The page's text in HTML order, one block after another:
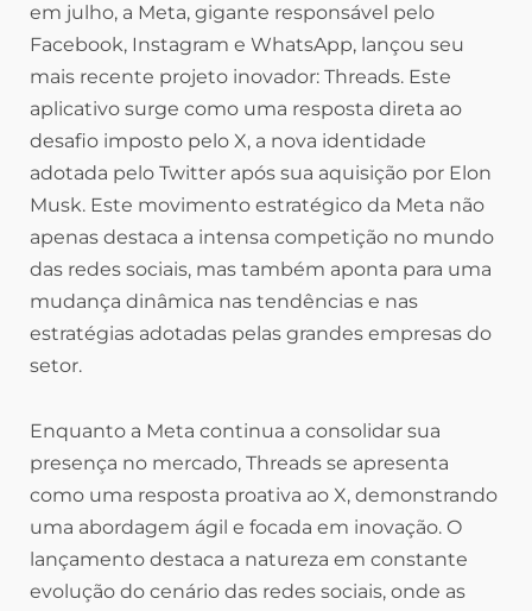
em julho, a Meta, gigante responsável pelo
Facebook, Instagram e WhatsApp, lançou seu
mais recente projeto inovador: Threads. Este
aplicativo surge como uma resposta direta ao
desafio imposto pelo X, a nova identidade
adotada pelo Twitter após sua aquisição por Elon
Musk. Este movimento estratégico da Meta não
apenas destaca a intensa competição no mundo
das redes sociais, mas também aponta para uma
mudança dinâmica nas tendências e nas
estratégias adotadas pelas grandes empresas do
setor.
Enquanto a Meta continua a consolidar sua
presença no mercado, Threads se apresenta
como uma resposta proativa ao X, demonstrando
uma abordagem ágil e focada em inovação. O
lançamento destaca a natureza em constante
evolução do cenário das redes sociais, onde as